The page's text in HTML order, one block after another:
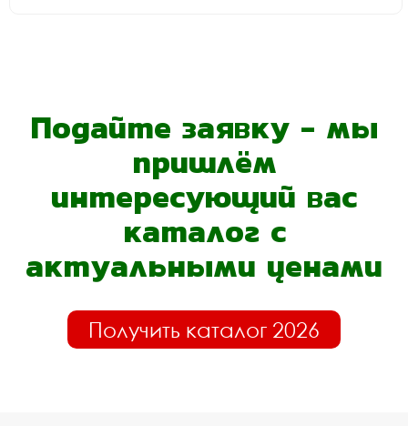
Подайте заявку - мы
пришлём
интересующий вас
каталог с
актуальными ценами
Получить каталог 2026